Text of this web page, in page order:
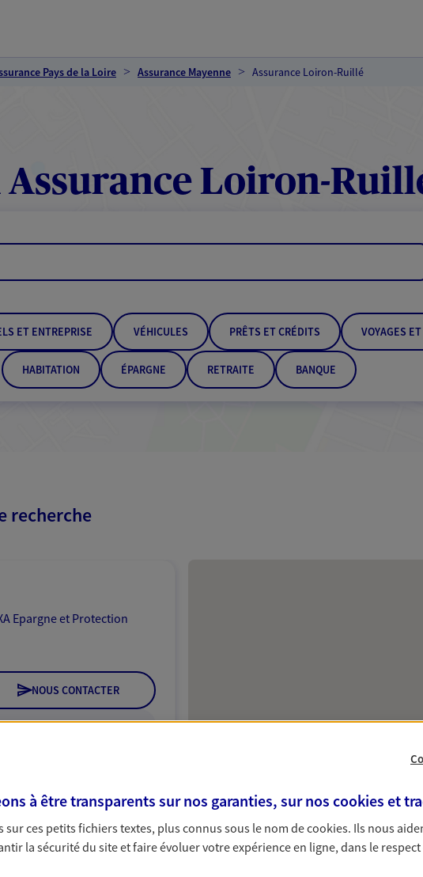
Pays de la Loire Assurance Mayenne Assurance Loiron-Ruillé
Assurance Loiron-
ET ENTREPRISE VÉHICULES PRÊTS ET CRÉDITS VOYAGES
HABITATION ÉPARGNE RETRAITE BANQUE
recherche
Epargne et Protection
NOUS CONTACTER
WEB
à être transparents sur nos garanties, sur nos cookies et
ces petits fichiers textes, plus connus sous le nom decookies. Ils nous
la sécurité du site et faire évoluer votre expérience en ligne, dans le